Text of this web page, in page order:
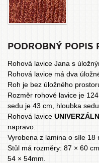
PODROBNÝ POPIS
Rohová lavice Jana s
Rohová lavice má dva
Roh je bez úložného
Rozměr rohové lavice je
sedu je 43 cm, hloubka
Rohová lavice
napravo.
Vyrobena z lamina o síle 18
Stůl má rozměry: 87 × 60
54 × 54mm.